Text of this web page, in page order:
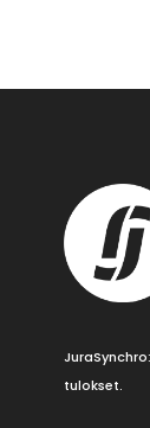
tulokset.